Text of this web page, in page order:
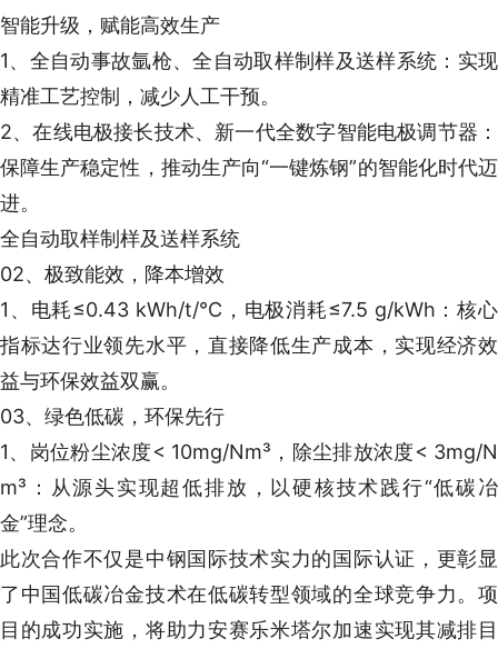
智能升级，赋能高效生产
1、全自动事故氩枪、全自动取样制样及送样系统：实现
精准工艺控制，减少人工干预。
2、在线电极接长技术、新一代全数字智能电极调节器：
保障生产稳定性，推动生产向“一键炼钢”的智能化时代迈
进。
全自动取样制样及送样系统
02、极致能效，降本增效
1、电耗≤0.43 kWh/t/°C，电极消耗≤7.5 g/kWh：核心
指标达行业领先水平，直接降低生产成本，实现经济效
益与环保效益双赢。
03、绿色低碳，环保先行
1、岗位粉尘浓度< 10mg/Nm³，除尘排放浓度< 3mg/N
m³：从源头实现超低排放，以硬核技术践行“低碳冶
金”理念。
此次合作不仅是中钢国际技术实力的国际认证，更彰显
了中国低碳冶金技术在低碳转型领域的全球竞争力。项
目的成功实施，将助力安赛乐米塔尔加速实现其减排目